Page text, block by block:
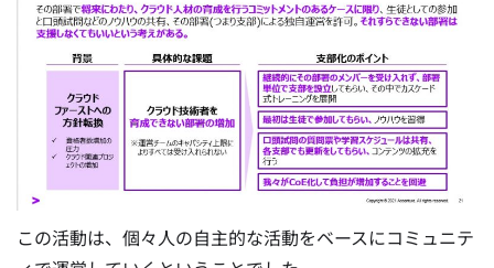
この活動は、個々人の自主的な活動をベースにコミュニテ